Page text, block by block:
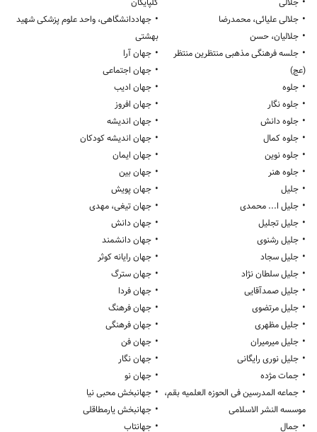
• جلالی علیائی، محمدرضا
• جلالیان، حسن
• جلسه فرهنگی مذهبی منتظرین منتظر
(عج)
• جلوه
• جلوه نگار
• جلوه دانش
• جلوه کمال
• جلوه نوین
• جلوه هنر
• جلیل
• جلیل ا... محمدی
• جلیل تجلیل
• جلیل رشنوی
• جلیل سجاد
• جلیل سلطان نژاد
• جلیل صمدآقایی
• جلیل مرتضوی
• جلیل مظهری
• جلیل میرمیران
• جلیل نوری رایگانی
• جمات مژده
• جماعه المدرسین فی الحوزه العلمیه بقم،
موسسه النشر الاسلامی
• جمال
• جهاددانشگاهی، واحد علوم پزشکی شهید
بهشتی
• جهان آرا
• جهان اجتماعی
• جهان ادیب
• جهان افروز
• جهان اندیشه
• جهان اندیشه کودکان
• جهان ایمان
• جهان بین
• جهان پویش
• جهان تیغی، مهدی
• جهان دانش
• جهان دانشمند
• جهان رایانه کوثر
• جهان سترگ
• جهان فردا
• جهان فرهنگ
• جهان فرهنگی
• جهان فن
• جهان نگار
• جهان نو
• جهانبخش محبی نیا
• جهانبخش یارمطاقلی
• جهانتاب